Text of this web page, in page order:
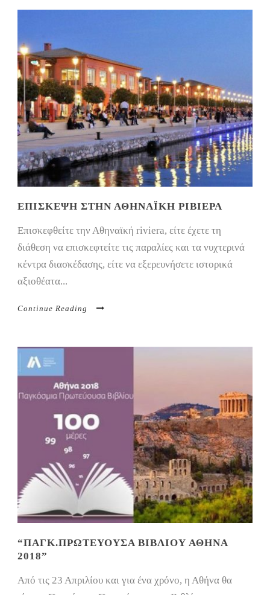
ΕΠΊΣΚΕΨΗ ΣΤΗΝ ΑΘΗΝΑΪΚΉ ΡΙΒΙΈΡΑ
Επισκεφθείτε την Αθηναϊκή riviera, είτε έχετε τη
διάθεση να επισκεφτείτε τις παραλίες και τα νυχτερινά
κέντρα διασκέδασης, είτε να εξερευνήσετε ιστορικά
αξιοθέατα...
Continue Reading
“ΠΑΓΚ.ΠΡΩΤΕΎΟΥΣΑ ΒΙΒΛΊΟΥ ΑΘΉΝΑ
2018”
Από τις 23 Απριλίου και για ένα χρόνο, η Αθήνα θα